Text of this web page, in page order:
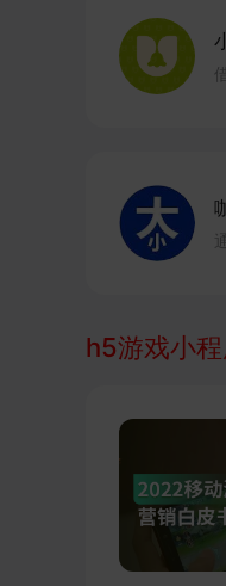
h5游戏小